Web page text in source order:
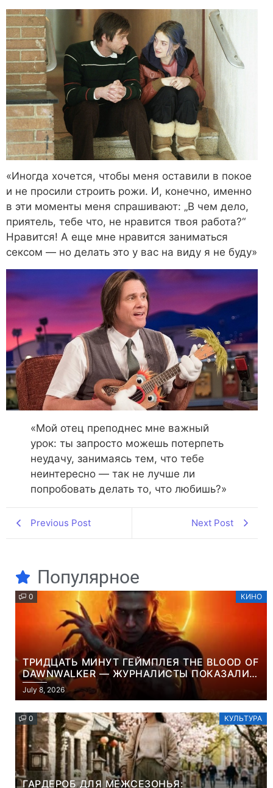
«Иногда хочется, чтобы меня оставили в покое
и не просили строить рожи. И, конечно, именно
в эти моменты меня спрашивают: „В чем дело,
приятель, тебе что, не нравится твоя работа?“
Нравится! А еще мне нравится заниматься
сексом — но делать это у вас на виду я не буду»
«Мой отец преподнес мне важный
урок: ты запросто можешь потерпеть
неудачу, занимаясь тем, что тебе
неинтересно — так не лучше ли
попробовать делать то, что любишь?»
Previous Post Next Post
Популярное
0 КИНО
ТРИДЦАТЬ МИНУТ ГЕЙМПЛЕЯ THE BLOOD OF
DAWNWALKER — ЖУРНАЛИСТЫ ПОКАЗАЛИ
НАЧАЛО НОВОЙ ИГРЫ ОТ ВЕТЕРАНОВ CD
PROJEKT RED
July 8, 2026
0 КУЛЬТУРА
ГАРДЕРОБ ДЛЯ МЕЖСЕЗОНЬЯ: